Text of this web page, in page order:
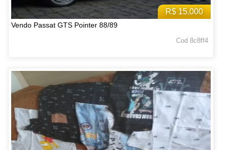
R$ 15.000
Vendo Passat GTS Pointer 88/89
Cod 8c8ff4